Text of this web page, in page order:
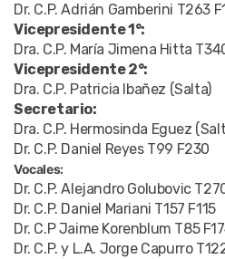
Dr. C.P. Adrián Gamberini T263
Vicepresidente 1°:
Dra. C.P. María Jimena Hitta
Vicepresidente 2°:
Dra. C.P. Patricia Ibañez (Salta)
Secretario:
Dra. C.P. Hermosinda Eguez
Dr. C.P. Daniel Reyes T99 F230
Vocales:
Dr. C.P. Alejandro Golubovic
Dr. C.P. Daniel Mariani T157 F115
Dr. C.P Jaime Korenblum T85
Dr. C.P. y L.A. Jorge Capurro